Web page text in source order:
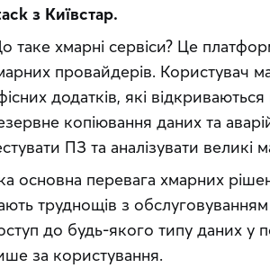
з Київстар.
таке хмарні сервіси? Це
провайдерів. Користувач
додатків, які
копіювання даних та
ПЗ та аналізувати великі
основна перевага хмарних
труднощів з
до будь-якого типу даних у
за користування.